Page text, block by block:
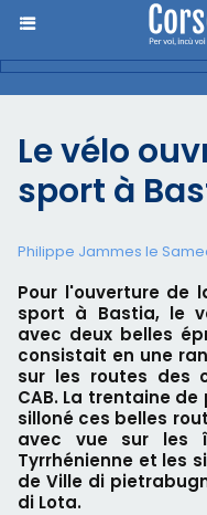
Le vélo
sport à
Philippe Jammes le
Pour l'ouverture de
sport à Bastia, le
avec deux belles
consistait en une
sur les routes des
CAB. La trentaine
silloné ces belles
avec vue sur les
Tyrrhénienne et les
de Ville di
di Lota.